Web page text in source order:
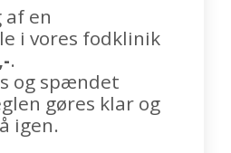
af en
i vores fodklinik
.
og spændet
gøres klar og
igen.